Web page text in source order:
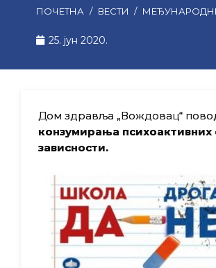
ПОЧЕТНА / ВЕСТИ / МЕЂУНАРОДНИ
25. јун 2020.
Дом здравља „Вождовац“
конзумирања психоактивних
зависности.